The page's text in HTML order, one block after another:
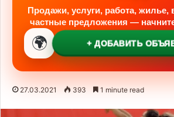
Продажи, услуги, работа, жилье,
частные предложения —
🌍 + ДОБАВИТЬ
27.03.2021 393 1 minute read